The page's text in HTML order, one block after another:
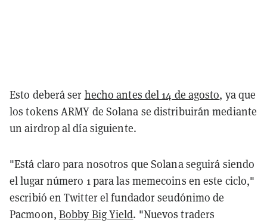
Esto deberá ser hecho antes del 14 de agosto, ya que
los tokens ARMY de Solana se distribuirán mediante
un airdrop al día siguiente.
"Está claro para nosotros que Solana seguirá siendo
el lugar número 1 para las memecoins en este ciclo,"
escribió en Twitter el fundador seudónimo de
Pacmoon, Bobby Big Yield. "Nuevos traders